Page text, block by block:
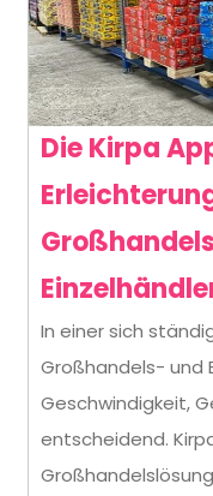
Die Kirpa
In einer sich
Großhandels- und
Geschwindigkeit,
entscheidend.